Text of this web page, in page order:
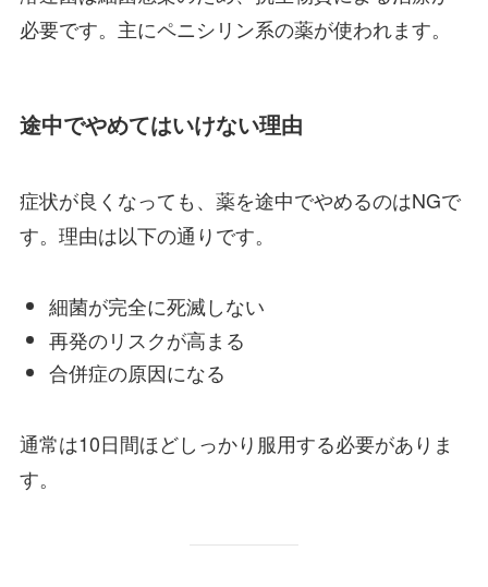
必要です。主にペニシリン系の薬が使われます。
途中でやめてはいけない理由
症状が良くなっても、薬を途中でやめるのはNGで
す。理由は以下の通りです。
細菌が完全に死滅しない
再発のリスクが高まる
合併症の原因になる
通常は10日間ほどしっかり服用する必要がありま
す。